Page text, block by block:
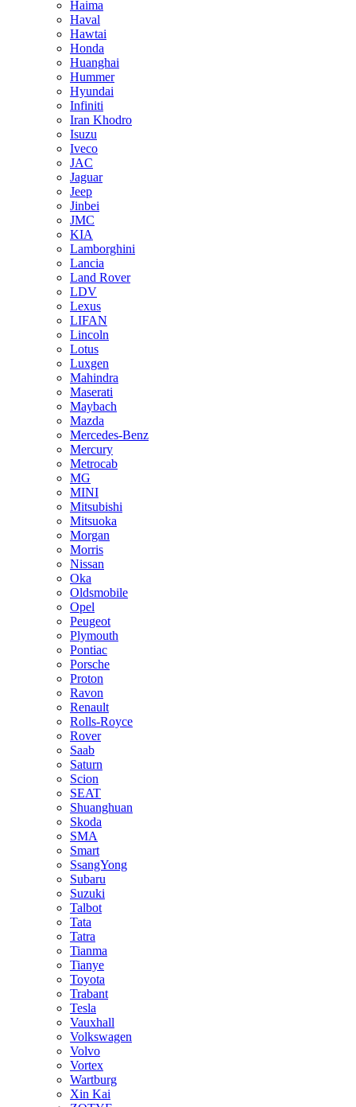
Haima
Haval
Hawtai
Honda
Huanghai
Hummer
Hyundai
Infiniti
Iran Khodro
Isuzu
Iveco
JAC
Jaguar
Jeep
Jinbei
JMC
KIA
Lamborghini
Lancia
Land Rover
LDV
Lexus
LIFAN
Lincoln
Lotus
Luxgen
Mahindra
Maserati
Maybach
Mazda
Mercedes-Benz
Mercury
Metrocab
MG
MINI
Mitsubishi
Mitsuoka
Morgan
Morris
Nissan
Oka
Oldsmobile
Opel
Peugeot
Plymouth
Pontiac
Porsche
Proton
Ravon
Renault
Rolls-Royce
Rover
Saab
Saturn
Scion
SEAT
Shuanghuan
Skoda
SMA
Smart
SsangYong
Subaru
Suzuki
Talbot
Tata
Tatra
Tianma
Tianye
Toyota
Trabant
Tesla
Vauxhall
Volkswagen
Volvo
Vortex
Wartburg
Xin Kai